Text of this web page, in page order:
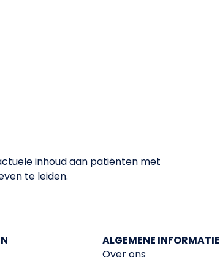
inhoud aan patiënten met
te leiden.​
ALGEMENE INFORMATIE
Over ons